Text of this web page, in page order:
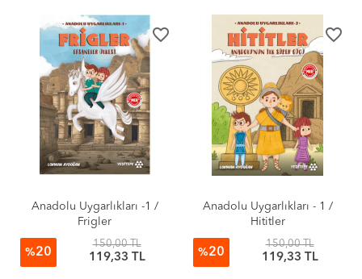
favorite_border
Anadolu Uygarlıkları -1 /
Frigler
%20
150,00 TL
119,33 TL
favorite_border
Anadolu Uygarlıkları - 1 /
Hititler
%20
150,00 TL
119,33 TL